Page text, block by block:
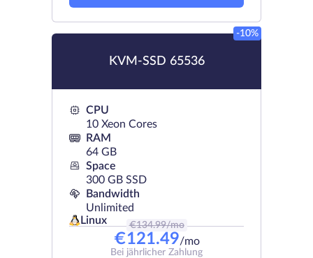
KVM-SSD 65536
-10%
CPU
10 Xeon Cores
RAM
64 GB
Space
300 GB SSD
Bandwidth
Unlimited
Linux
€134.99/mo
€121.49/mo
Bei jährlicher Zahlung